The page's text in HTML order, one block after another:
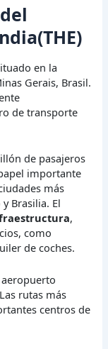
en la
Gerais, Brasil.
de transporte
de pasajeros
importante
más
Brasilia. El
,
como
de coches.
rutas más
centros de